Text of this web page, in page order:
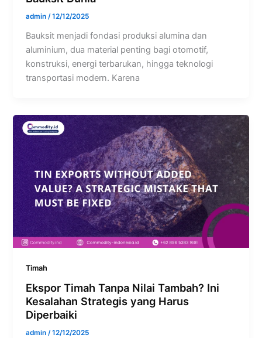
admin/12/12/2025
Bauksit menjadi fondasi produksi alumina dan
aluminium, dua material penting bagi otomotif,
konstruksi, energi terbarukan, hingga teknologi
transportasi modern. Karena
Timah
Ekspor Timah Tanpa Nilai Tambah? Ini
Kesalahan Strategis yang Harus
Diperbaiki
admin/12/12/2025